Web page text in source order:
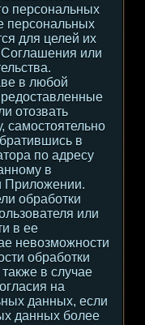
персональных
персональных
для целей их
или
в любой
отозвать
самостоятельно
в
по адресу
в
Приложении.
обработки
или
в ее
невозможности
обработки
в случае
на
данных, если
данных более